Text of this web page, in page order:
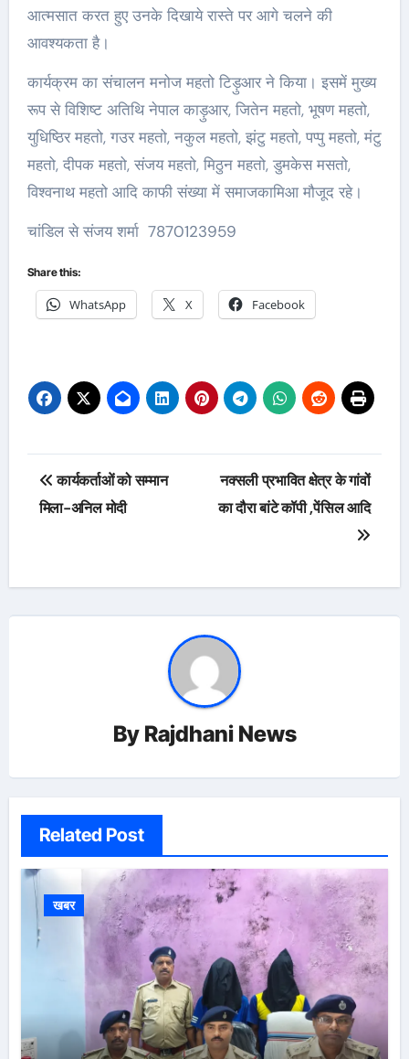
आत्मसात करत हुए उनके दिखाये रास्ते पर आगे चलने की
आवश्यकता है।
कार्यक्रम का संचालन मनोज महतो टिड़ुआर ने किया। इसमें मुख्य
रूप से विशिष्ट अतिथि नेपाल काड़ुआर, जितेन महतो, भूषण महतो,
युधिष्ठिर महतो, गउर महतो, नकुल महतो, झंटु महतो, पप्पु महतो, मंटु
महतो, दीपक महतो, संजय महतो, मिठुन महतो, डुमकेस मसतो,
विश्वनाथ महतो आदि काफी संख्या में समाजकामिआ मौजूद रहे।
चांडिल से संजय शर्मा 7870123959
Share this:
WhatsApp X Facebook
Post
navigation
कार्यकर्ताओं को सम्मान
मिला-अनिल मोदी
नक्सली प्रभावित क्षेत्र के गांवों
का दौरा बांटे कॉपी ,पेंसिल आदि
By Rajdhani News
Related Post
खबर